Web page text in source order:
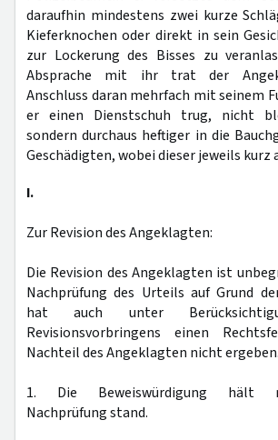
daraufhin mindestens zwei kurze
Kieferknochen oder direkt in sein
zur Lockerung des Bisses zu
Absprache mit ihr trat der
Anschluss daran mehrfach mit seinem
er einen Dienstschuh trug, nicht
sondern durchaus heftiger in die
Geschädigten, wobei dieser jeweils kurz
I.
Zur Revision des Angeklagten:
Die Revision des Angeklagten ist
Nachprüfung des Urteils auf Grund
hat auch unter
Revisionsvorbringens einen
Nachteil des Angeklagten nicht ergeben.
1. Die Beweiswürdigung hält
Nachprüfung stand.